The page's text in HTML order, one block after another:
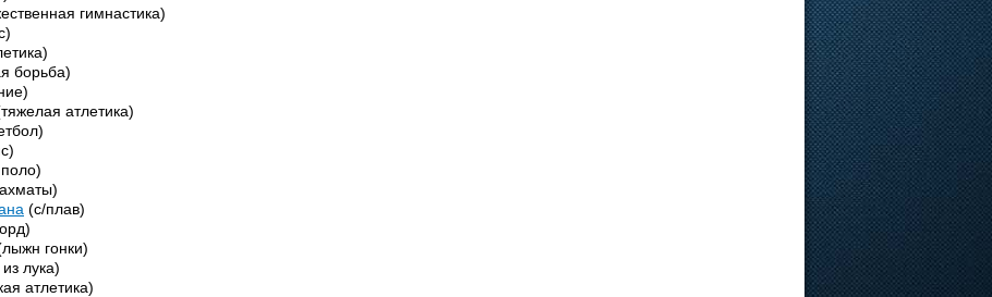
гимнастика)
борьба)
атлетика)
(с/плав)
гонки)
лука)
атлетика)